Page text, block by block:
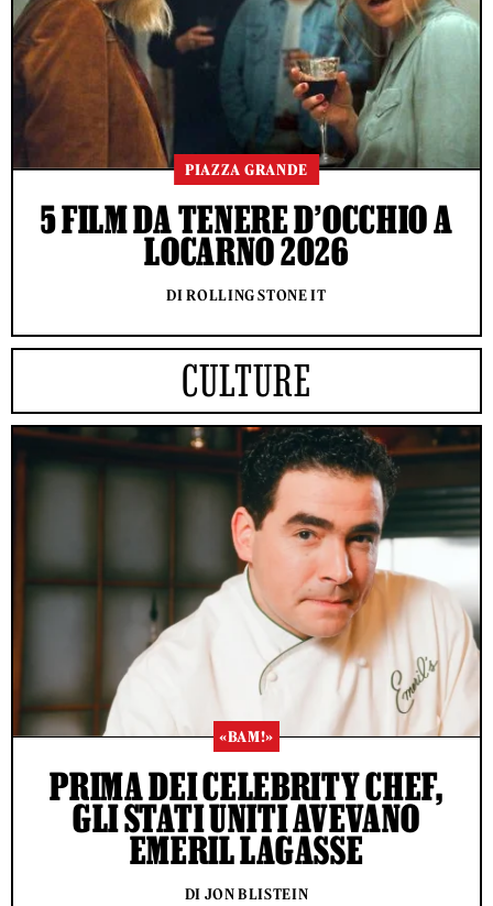
PIAZZA GRANDE
5 FILM DA TENERE D’OCCHIO A
LOCARNO 2026
DI ROLLING STONE IT
CULTURE
«BAM!»
PRIMA DEI CELEBRITY CHEF,
GLI STATI UNITI AVEVANO
EMERIL LAGASSE
DI JON BLISTEIN